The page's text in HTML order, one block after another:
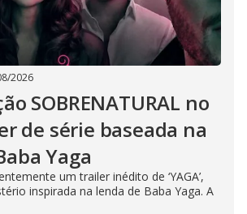
2026
SOBRENATURAL no
de série baseada na
Yaga
um trailer inédito de ‘YAGA’,
inspirada na lenda de Baba Yaga. A